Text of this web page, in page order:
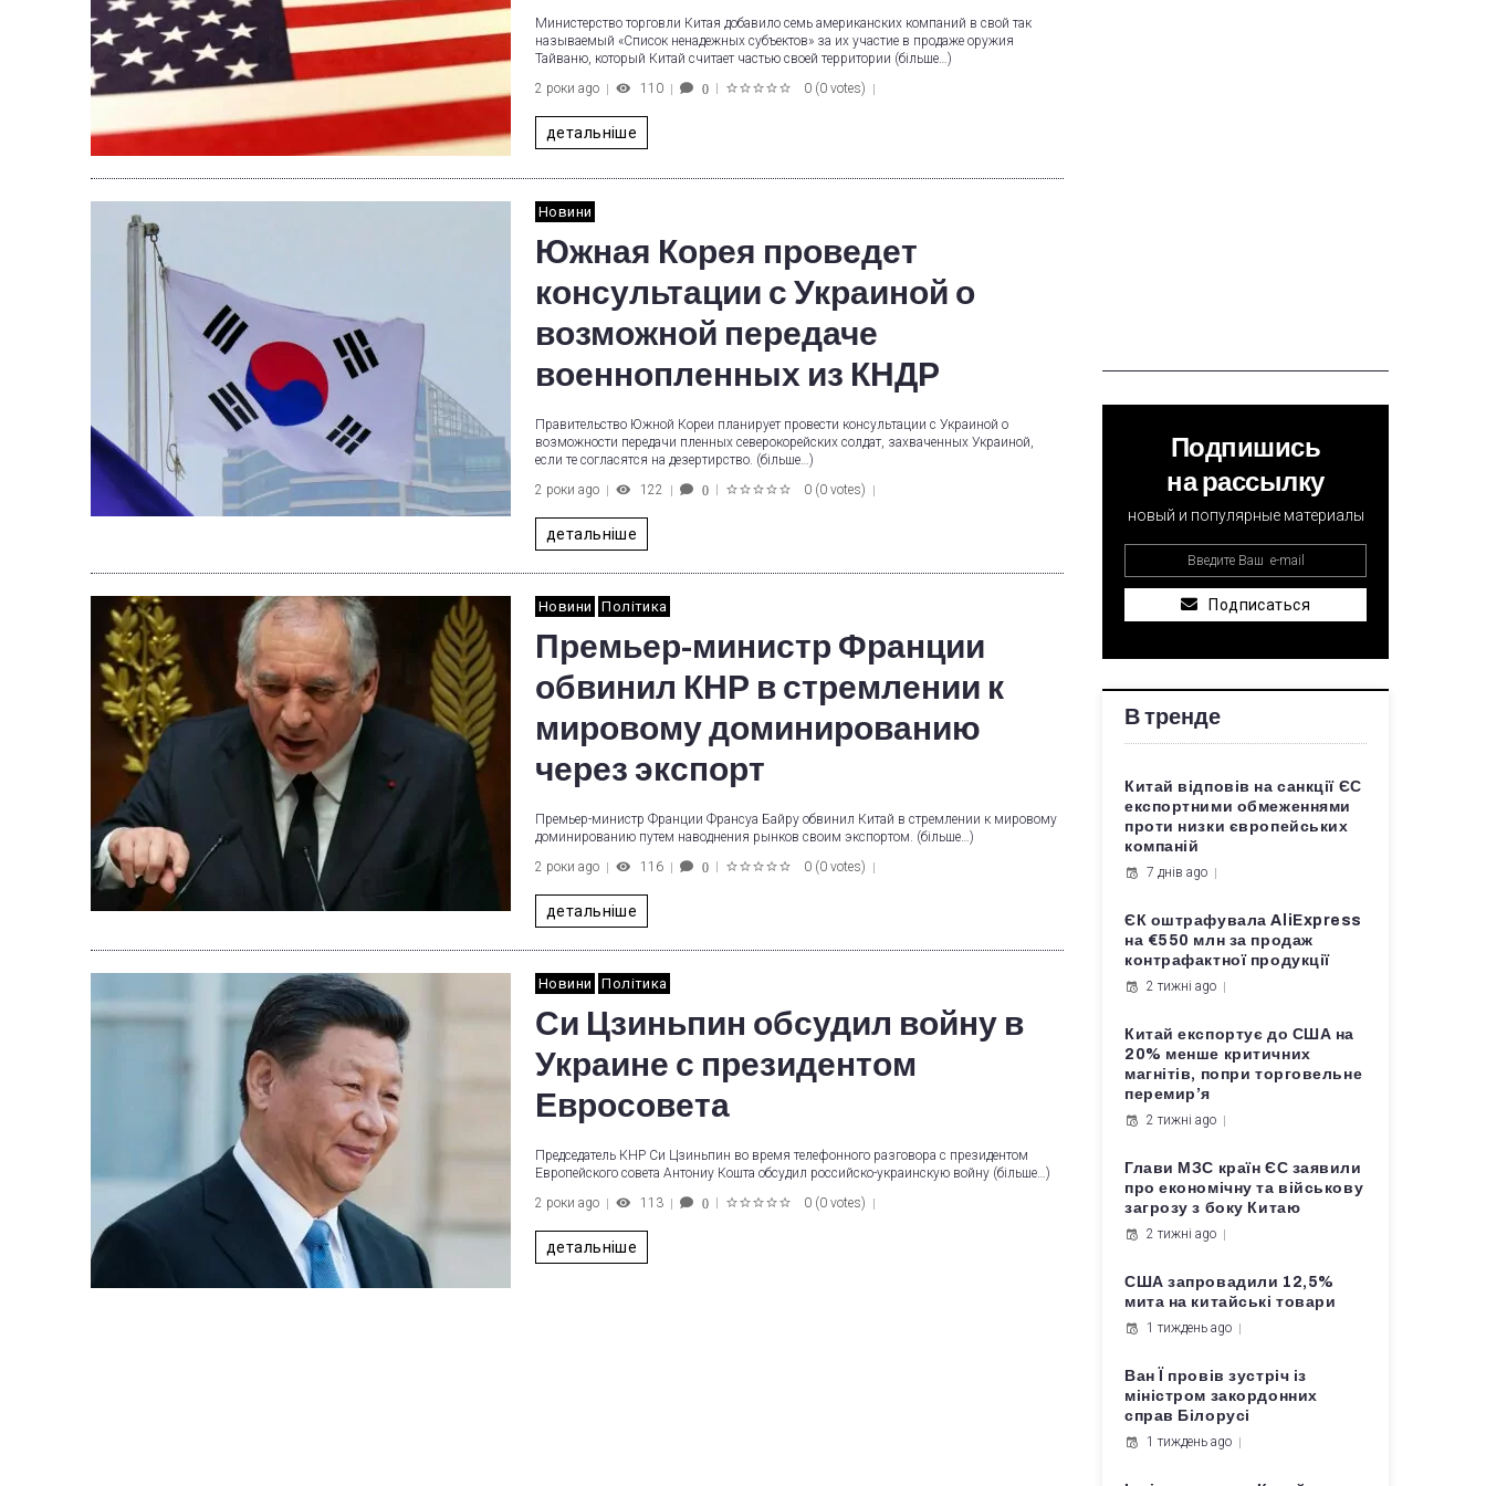
Министерство торговли Китая добавило семь американских компаний в свой так
называемый «Список ненадежных субъектов» за их участие в продаже оружия
Тайваню, который Китай считает частью своей территории (більше…)
2 роки ago
110 0 0 (0 votes)
детальніше
Новини
Южная Корея проведет
консультации с Украиной о
возможной передаче
военнопленных из КНДР
Правительство Южной Кореи планирует провести консультации с Украиной о
возможности передачи пленных северокорейских солдат, захваченных Украиной,
если те согласятся на дезертирство. (більше…)
2 роки ago
122 0 0 (0 votes)
детальніше
Новини Політика
Премьер-министр Франции
обвинил КНР в стремлении к
мировому доминированию
через экспорт
Премьер-министр Франции Франсуа Байру обвинил Китай в стремлении к мировому
доминированию путем наводнения рынков своим экспортом. (більше…)
2 роки ago
116 0 0 (0 votes)
детальніше
Новини Політика
Си Цзиньпин обсудил войну в
Украине с президентом
Евросовета
Председатель КНР Си Цзиньпин во время телефонного разговора с президентом
Европейского совета Антониу Кошта обсудил российско-украинскую войну (більше…)
2 роки ago
113 0 0 (0 votes)
детальніше
Подпишись
на рассылку
новый и популярные материалы
Подписаться
В тренде
Китай відповів на санкції ЄС
експортними обмеженнями
проти низки європейських
компаній
7 днів ago
ЄК оштрафувала AliExpress
на €550 млн за продаж
контрафактної продукції
2 тижні ago
Китай експортує до США на
20% менше критичних
магнітів, попри торговельне
перемир’я
2 тижні ago
Глави МЗС країн ЄС заявили
про економічну та військову
загрозу з боку Китаю
2 тижні ago
США запровадили 12,5%
мита на китайські товари
1 тиждень ago
Ван Ї провів зустріч із
міністром закордонних
справ Білорусі
1 тиждень ago